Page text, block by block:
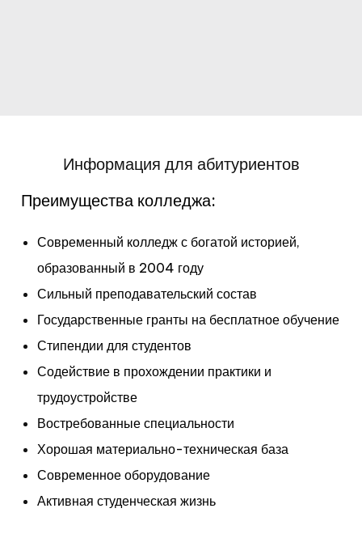
Информация для абитуриентов
Преимущества колледжа:
Современный колледж с богатой историей,
образованный в 2004 году
Сильный преподавательский состав
Государственные гранты на бесплатное обучение
Стипендии для студентов
Содействие в прохождении практики и
трудоустройстве
Востребованные специальности
Хорошая материально-техническая база
Современное оборудование
Активная студенческая жизнь